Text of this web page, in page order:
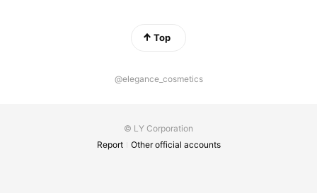
Top
@elegance_cosmetics
© LY Corporation
Report
Other official accounts